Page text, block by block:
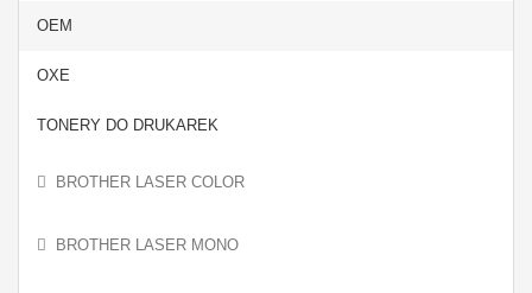
OEM
OXE
TONERY DO DRUKAREK
BROTHER LASER COLOR
BROTHER LASER MONO